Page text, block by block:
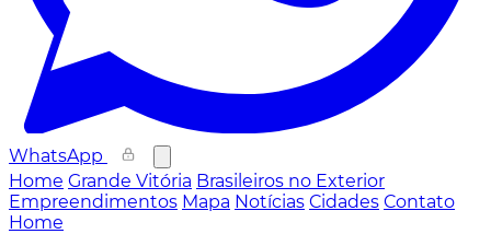
WhatsApp
Home Grande Vitória Brasileiros no Exterior
Empreendimentos Mapa Notícias Cidades Contato
Home